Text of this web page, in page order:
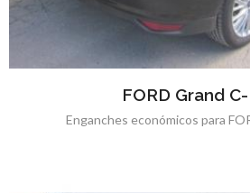
FORD Grand
Enganches económicos para